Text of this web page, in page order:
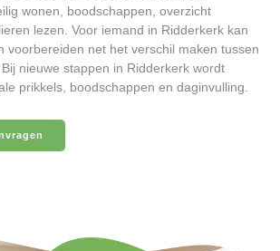
wonen, boodschappen, overzicht
lezen. Voor iemand in Ridderkerk kan
voorbereiden net het verschil maken tussen
nieuwe stappen in Ridderkerk wordt
prikkels, boodschappen en daginvulling.